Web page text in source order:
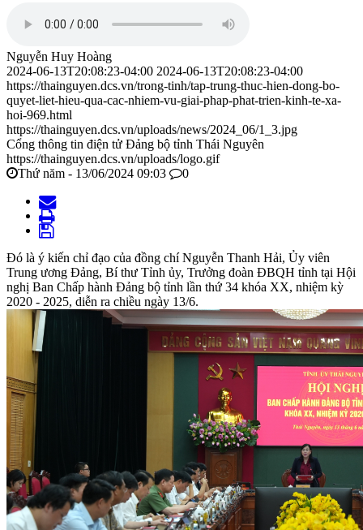
Nguyễn Huy Hoàng
2024-06-13T20:08:23-04:00 2024-06-13T20:08:23-04:00
https://thainguyen.dcs.vn/trong-tinh/tap-trung-thuc-hien-dong-bo-
quyet-liet-hieu-qua-cac-nhiem-vu-giai-phap-phat-trien-kinh-te-xa-
hoi-969.html
https://thainguyen.dcs.vn/uploads/news/2024_06/1_3.jpg
Cổng thông tin điện tử Đảng bộ tỉnh Thái Nguyên
https://thainguyen.dcs.vn/uploads/logo.gif
Thứ năm - 13/06/2024 09:03
0
Đó là ý kiến chỉ đạo của đồng chí Nguyễn Thanh Hải, Ủy viên
Trung ương Đảng, Bí thư Tỉnh ủy, Trưởng đoàn ĐBQH tỉnh tại Hội
nghị Ban Chấp hành Đảng bộ tỉnh lần thứ 34 khóa XX, nhiệm kỳ
2020 - 2025, diễn ra chiều ngày 13/6.